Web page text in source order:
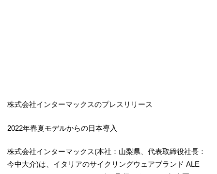
株式会社インターマックスのプレスリリース
2022年春夏モデルからの日本導入
株式会社インターマックス(本社：山梨県、代表取締役社長：
今中大介)は、イタリアのサイクリングウェアブランド ALE